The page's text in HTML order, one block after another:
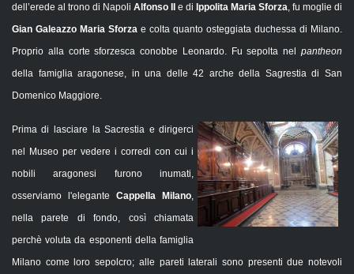
dell’erede al trono di Napoli Alfonso II e diIppolita Maria Sforza , fu moglie di
Gian Galeazzo Maria Sforza e colta quanto osteggiata duchessa di Milano.
Proprio alla corte sforzesca conobbe Leonardo. Fu sepolta nelpantheon
della famiglia aragonese, in una delle 42 arche della Sagrestia di San
Domenico Maggiore.
Prima di lasciare la Sacrestia e dirigerci
nel Museo per vedere i corredi con cui i
nobili aragonesi furono inumati,
osserviamo l'eleganteCappella Milano
nella parete di fondo, così chiamata
perchè voluta da esponenti della famiglia
Milano come loro sepolcro; alle pareti laterali sono presenti due notevoli